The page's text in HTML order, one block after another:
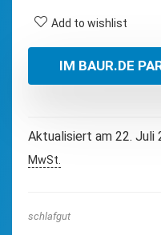
Add to wishlist
IM BAUR.DE
Aktualisiert am 22. Juli
MwSt.
schlafgut